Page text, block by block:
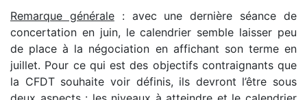
Remarque générale: avec une dernière séance de
concertation en juin, le calendrier semble laisser peu
de place à la négociation en affichant son terme en
juillet. Pour ce qui est des objectifs contraignants que
la CFDT souhaite voir définis, ils devront l’être sous